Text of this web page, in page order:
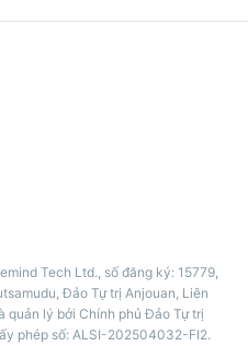
Tech Ltd., số đăng ký: 15779,
Đảo Tự trị Anjouan, Liên
quản lý bởi Chính phủ Đảo Tự trị
phép số: ALSI-202504032-FI2.